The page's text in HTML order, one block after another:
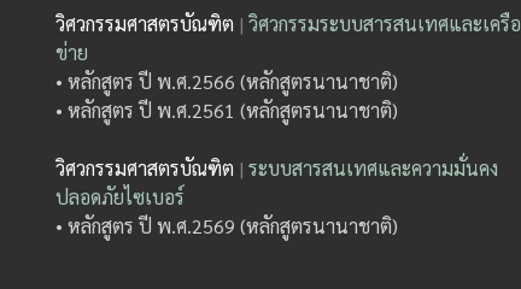
วิศวกรรมศาสตรบัณฑิต | วิศวกรรมระบบสารสนเทศและเครือ
ข่าย
• หลักสูตร ปี พ.ศ.2566 (หลักสูตรนานาชาติ)
• หลักสูตร ปี พ.ศ.2561 (หลักสูตรนานาชาติ)
วิศวกรรมศาสตรบัณฑิต | ระบบสารสนเทศและความมั่นคง
ปลอดภัยไซเบอร์
• หลักสูตร ปี พ.ศ.2569 (หลักสูตรนานาชาติ)